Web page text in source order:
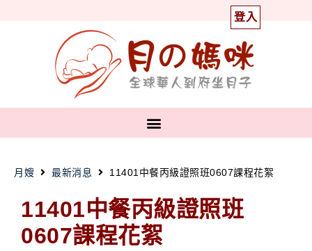
登入
月嫂 最新消息 11401中餐丙級證照班0607課程花絮
11401中餐丙級證照班
0607課程花絮